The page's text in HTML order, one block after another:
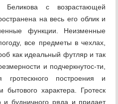
Беликова с возрастающей
на весь его облик и
функции. Неизменные
все предметы в чехлах,
как идеальный футляр и так
и подчеркнутос-ти,
гротескного построения и
бытового характера. Гротеск
и будничного ряда и придает